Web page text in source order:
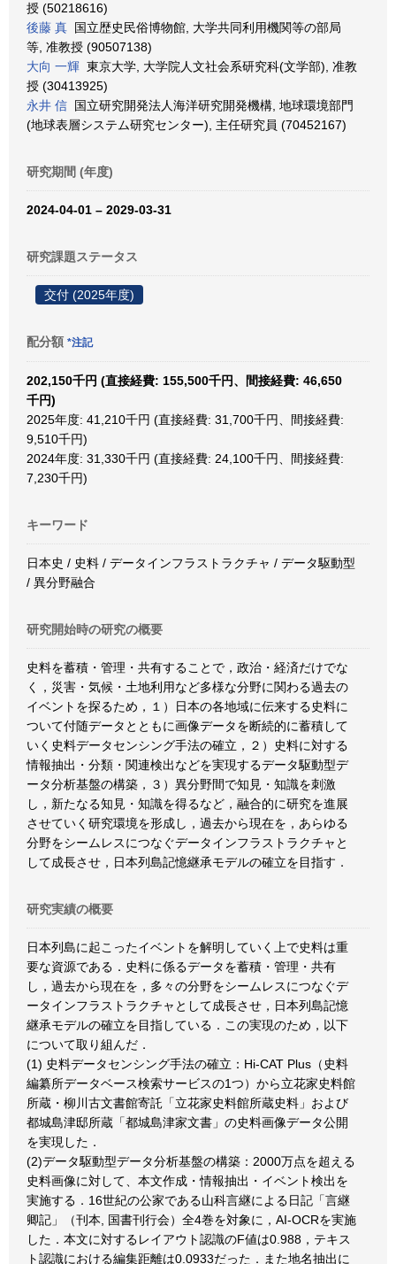
授 (50218616)
後藤 真 国立歴史民俗博物館, 大学共同利用機関等の部局
等, 准教授 (90507138)
大向 一輝 東京大学, 大学院人文社会系研究科(文学部), 准教
授 (30413925)
永井 信 国立研究開発法人海洋研究開発機構, 地球環境部門
(地球表層システム研究センター), 主任研究員 (70452167)
研究期間 (年度)
2024-04-01 – 2029-03-31
研究課題ステータス
交付 (2025年度)
配分額 *注記
202,150千円 (直接経費: 155,500千円、間接経費: 46,650
千円)
2025年度: 41,210千円 (直接経費: 31,700千円、間接経費:
9,510千円)
2024年度: 31,330千円 (直接経費: 24,100千円、間接経費:
7,230千円)
キーワード
日本史 / 史料 / データインフラストラクチャ / データ駆動型
/ 異分野融合
研究開始時の研究の概要
史料を蓄積・管理・共有することで，政治・経済だけでな
く，災害・気候・土地利用など多様な分野に関わる過去の
イベントを探るため，１）日本の各地域に伝来する史料に
ついて付随データとともに画像データを断続的に蓄積して
いく史料データセンシング手法の確立，２）史料に対する
情報抽出・分類・関連検出などを実現するデータ駆動型デ
ータ分析基盤の構築，３）異分野間で知見・知識を刺激
し，新たなる知見・知識を得るなど，融合的に研究を進展
させていく研究環境を形成し，過去から現在を，あらゆる
分野をシームレスにつなぐデータインフラストラクチャと
して成長させ，日本列島記憶継承モデルの確立を目指す．
研究実績の概要
日本列島に起こったイベントを解明していく上で史料は重
要な資源である．史料に係るデータを蓄積・管理・共有
し，過去から現在を，多々の分野をシームレスにつなぐデ
ータインフラストラクチャとして成長させ，日本列島記憶
継承モデルの確立を目指している．この実現のため，以下
について取り組んだ．
(1) 史料データセンシング手法の確立：Hi-CAT Plus（史料
編纂所データベース検索サービスの1つ）から立花家史料館
所蔵・柳川古文書館寄託「立花家史料館所蔵史料」および
都城島津邸所蔵「都城島津家文書」の史料画像データ公開
を実現した．
(2)データ駆動型データ分析基盤の構築：2000万点を超える
史料画像に対して、本文作成・情報抽出・イベント検出を
実施する．16世紀の公家である山科言継による日記「言継
卿記」（刊本, 国書刊行会）全4巻を対象に，AI-OCRを実施
した．本文に対するレイアウト認識のF値は0.988，テキス
ト認識における編集距離は0.0933だった．また地名抽出に